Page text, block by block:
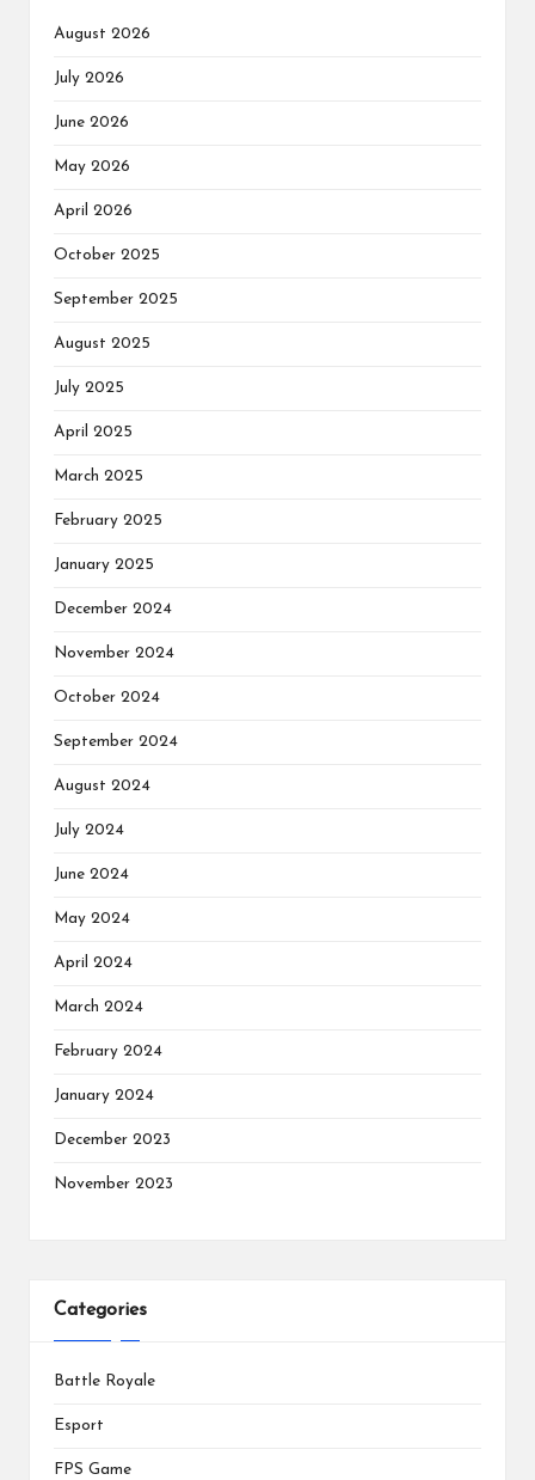
August 2026
July 2026
June 2026
May 2026
April 2026
October 2025
September 2025
August 2025
July 2025
April 2025
March 2025
February 2025
January 2025
December 2024
November 2024
October 2024
September 2024
August 2024
July 2024
June 2024
May 2024
April 2024
March 2024
February 2024
January 2024
December 2023
November 2023
Categories
Battle Royale
Esport
FPS Game